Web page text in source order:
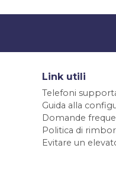
Link utili
Telefoni
Guida alla
Domande
Politica di
Evitare un